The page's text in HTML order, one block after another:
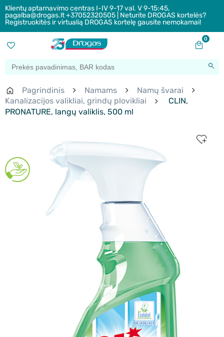
Klientų aptarnavimo centras I-IV 9-17 val. V 9-15:45,
pagalba@drogas.lt +37052320505 | Neturite DROGAS kortelės?
Registruokitės ir virtualią DROGAS kortelę gausite nemokamai!
0
Pagrindinis Namams
Namų švarai
Kanalizacijos valikliai, grindų plovikliai
CLIN,
PRONATURE, langų valiklis, 500 ml